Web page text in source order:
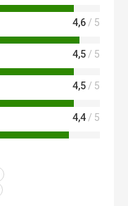
4,6 / 5
4,5 / 5
4,5 / 5
4,4 / 5